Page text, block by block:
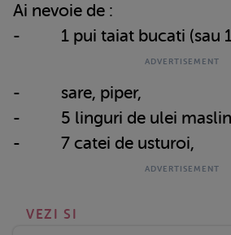
Ai nevoie de :
- 1 pui taiat bucati (sau
- sare, piper,
- 5 linguri de ulei
- 7 catei de usturoi,
VEZI SI